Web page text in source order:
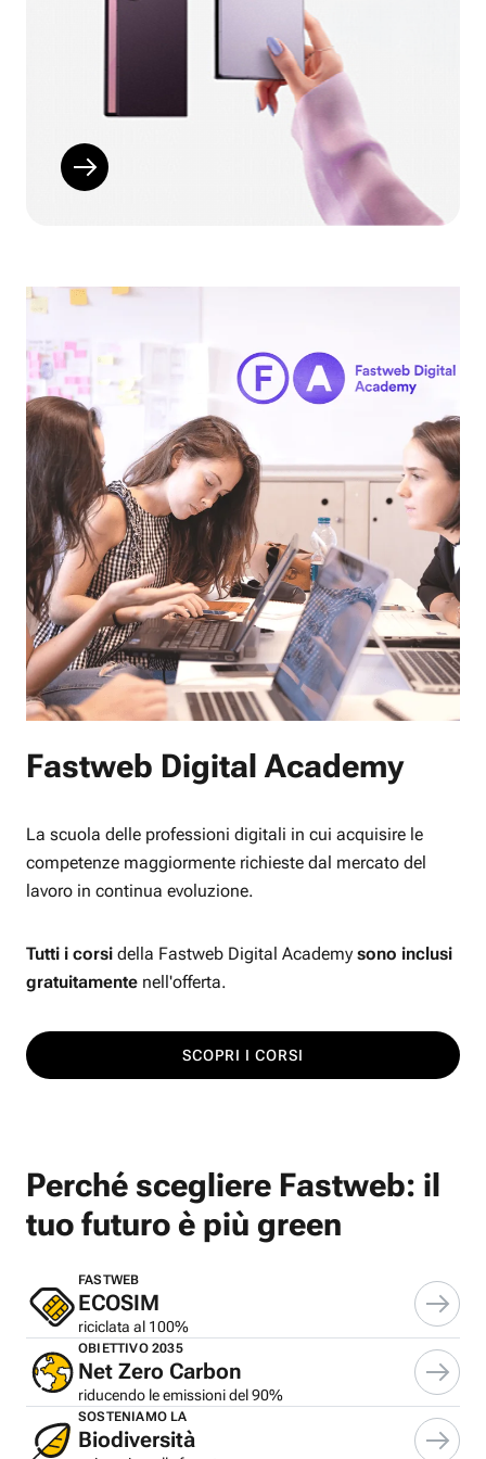
Fastweb Digital Academy
La scuola delle professioni digitali in cui acquisire le
competenze maggiormente richieste dal mercato del
lavoro in continua evoluzione.
Tutti i corsi della Fastweb Digital Academy sono inclusi
gratuitamente nell'offerta.
SCOPRI I CORSI
Perché scegliere Fastweb: il
tuo futuro è più green
FASTWEB
ECOSIM
riciclata al 100%
OBIETTIVO 2035
Net Zero Carbon
riducendo le emissioni del 90%
SOSTENIAMO LA
Biodiversità